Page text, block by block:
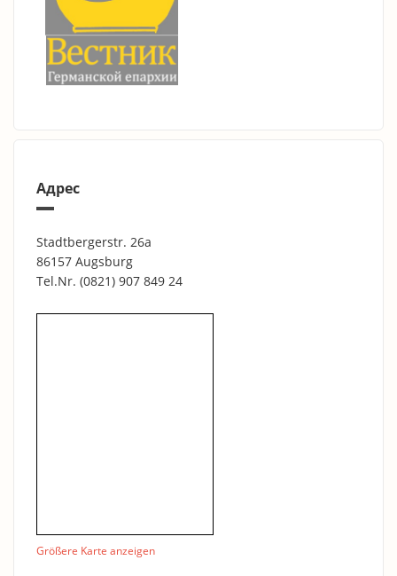
Адрес
Stadtbergerstr. 26a
86157 Augsburg
Tel.Nr. (0821) 907 849 24
Größere Karte anzeigen